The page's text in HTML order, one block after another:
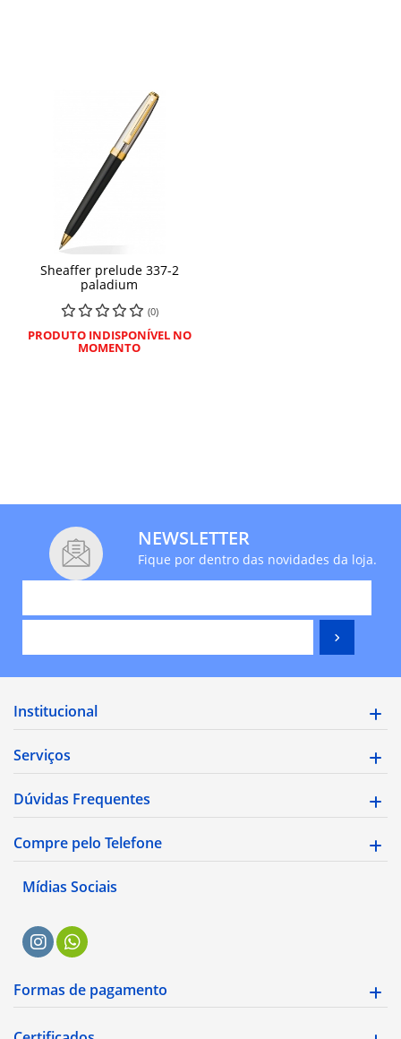
Sheaffer prelude 337-2
paladium
(0)
PRODUTO INDISPONÍVEL NO
MOMENTO
NEWSLETTER
Fique por dentro das novidades da loja.
Institucional
Serviços
Dúvidas Frequentes
Compre pelo Telefone
Mídias Sociais
Formas de pagamento